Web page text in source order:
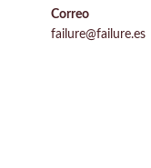
Correo
failure@failure.es